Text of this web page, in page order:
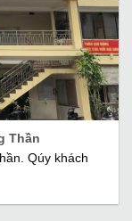
Thần
Qúy khách